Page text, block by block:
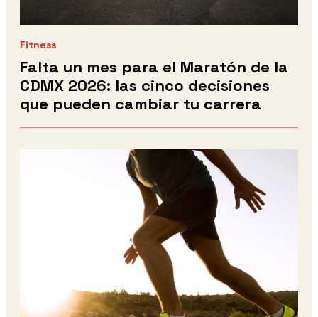
Fitness
Falta un mes para el Maratón de la
CDMX 2026: las cinco decisiones
que pueden cambiar tu carrera